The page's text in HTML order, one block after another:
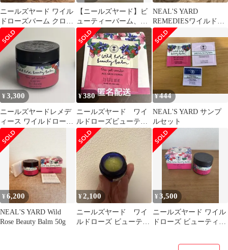
ニールズヤード ワイル
ドローズバーム クロス
10枚 ANAとのコラボポ
ーチ
【ニールズヤード】ビ
ューティーバーム、
【PAUL＆JOE】ボディ
ミルクのサンプル
NEAL'S YARD
REMEDIESワイルドロ
ーズビューティバーム
50g
¥3,300
ニールズヤードレメデ
ィース ワイルドローズ
ビューティーバーム
50g
¥380
ニールズヤード ワイ
ルドローズビューティ
ーバーム
¥444
NEAL'S YARD サンプ
ルセット
¥6,200
NEAL'S YARD Wild
Rose Beauty Balm 50g
¥2,100
ニールズヤード ワイ
ルドローズ ビューティ
¥3,500
ニールズヤード ワイル
ドローズ ビューティバ